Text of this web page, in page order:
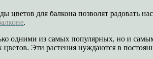
цветов для балкона позволят радовать
.
одними из самых популярных, но и
Эти растения нуждаются в